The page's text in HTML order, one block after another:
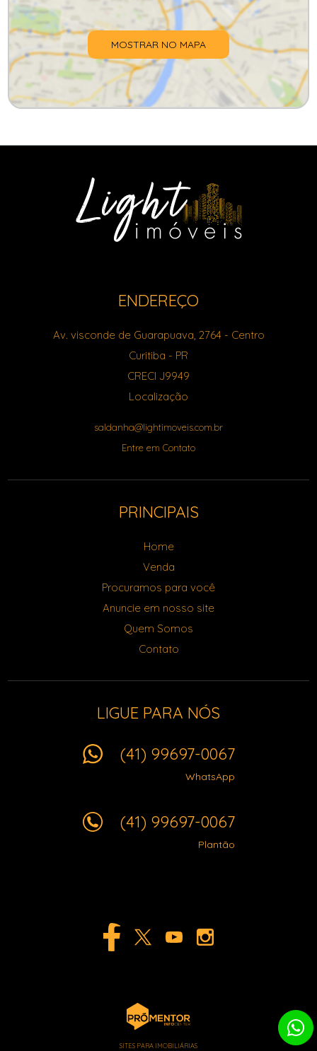
MOSTRAR NO MAPA
ENDEREÇO
Av. visconde de Guarapuava, 2764- Centro
Curitiba - PR
CRECI J9949
Localização
saldanha@lightimoveis.com.br
Entre em Contato
PRINCIPAIS
Home
Venda
Procuramos para você
Anuncie em nosso site
Quem Somos
Contato
LIGUE PARA NÓS
(41) 99697-0067
WhatsApp
(41) 99697-0067
Plantão
SITES PARA IMOBILIÁRIAS